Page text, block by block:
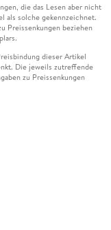
die das Lesen aber nicht
als solche gekennzeichnet.
Preissenkungen beziehen
dieser Artikel
Die jeweils zutreffende
zu Preissenkungen